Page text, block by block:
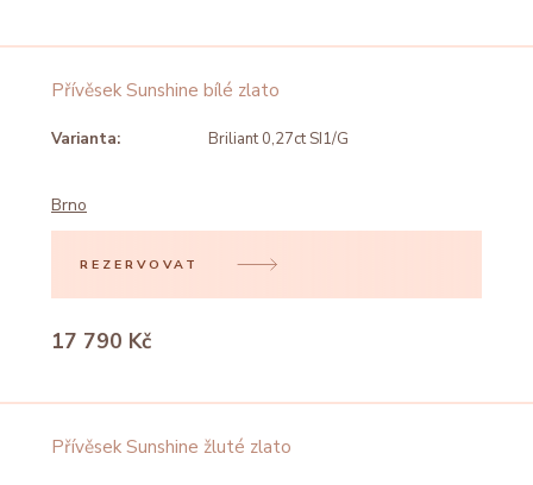
Přívěsek Sunshine bílé zlato
Varianta: Briliant 0,27ct SI1/G
Brno
REZERVOVAT
17 790 Kč
Přívěsek Sunshine žluté zlato